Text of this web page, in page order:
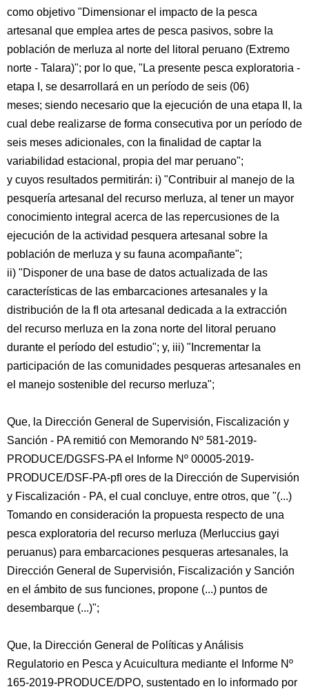
como objetivo "Dimensionar el impacto de la pesca
artesanal que emplea artes de pesca pasivos, sobre la
población de merluza al norte del litoral peruano (Extremo
norte - Talara)"; por lo que, "La presente pesca exploratoria -
etapa I, se desarrollará en un período de seis (06)
meses; siendo necesario que la ejecución de una etapa II, la
cual debe realizarse de forma consecutiva por un período de
seis meses adicionales, con la finalidad de captar la
variabilidad estacional, propia del mar peruano";
y cuyos resultados permitirán: i) "Contribuir al manejo de la
pesquería artesanal del recurso merluza, al tener un mayor
conocimiento integral acerca de las repercusiones de la
ejecución de la actividad pesquera artesanal sobre la
población de merluza y su fauna acompañante";
ii) "Disponer de una base de datos actualizada de las
características de las embarcaciones artesanales y la
distribución de la ﬂ ota artesanal dedicada a la extracción
del recurso merluza en la zona norte del litoral peruano
durante el período del estudio"; y, iii) "Incrementar la
participación de las comunidades pesqueras artesanales en
el manejo sostenible del recurso merluza";
Que, la Dirección General de Supervisión, Fiscalización y
Sanción - PA remitió con Memorando Nº 581-2019-
PRODUCE/DGSFS-PA el Informe Nº 00005-2019-
PRODUCE/DSF-PA-pﬂ ores de la Dirección de Supervisión
y Fiscalización - PA, el cual concluye, entre otros, que "(...)
Tomando en consideración la propuesta respecto de una
pesca exploratoria del recurso merluza (Merluccius gayi
peruanus) para embarcaciones pesqueras artesanales, la
Dirección General de Supervisión, Fiscalización y Sanción
en el ámbito de sus funciones, propone (...) puntos de
desembarque (...)";
Que, la Dirección General de Políticas y Análisis
Regulatorio en Pesca y Acuicultura mediante el Informe Nº
165-2019-PRODUCE/DPO, sustentado en lo informado por